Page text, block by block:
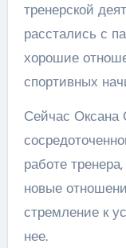
тренерской
расстались с
хорошие
спортивных
Сейчас Оксана
работе
новые
стремление к
нее.